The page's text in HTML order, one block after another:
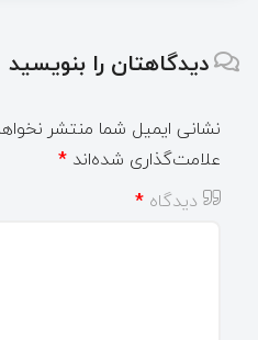
دیدگاهتان را بنویسید
نشانی ایمیل شما منتشر
علامت‌گذاری شده‌اند *
دیدگاه *